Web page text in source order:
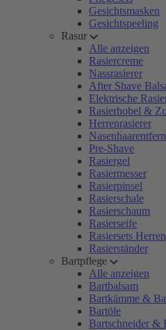
Gesichtsmasken
Gesichtspeeling
Rasur
Alle anzeigen
Rasiercreme
Nassrasierer
After Shave
Elektrische
Rasierhobel &
Herrenrasierer
Pre-Shave
Rasiergel
Rasiermesser
Rasierpinsel
Rasierschale
Rasierschaum
Rasierseife
Rasiersets Herren
Rasierständer
Bartpflege
Alle anzeigen
Bartbalsam
Bartkämme &
Bartöle
Bartschneider &